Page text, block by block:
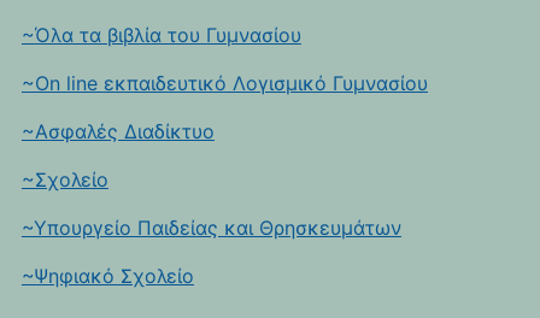
~Όλα τα βιβλία του Γυμνασίου
~On line εκπαιδευτικό Λογισμικό Γυμνασίου
~Ασφαλές Διαδίκτυο
~Σχολείο
~Υπουργείο Παιδείας και Θρησκευμάτων
~Ψηφιακό Σχολείο